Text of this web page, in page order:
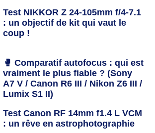
Test NIKKOR Z 24-105mm f/4-7.1
: un objectif de kit qui vaut le
coup !
🥊 Comparatif autofocus : qui est
vraiment le plus fiable ? (Sony
A7 V / Canon R6 III / Nikon Z6 III /
Lumix S1 II)
Test Canon RF 14mm f1.4 L VCM
: un rêve en astrophotographie